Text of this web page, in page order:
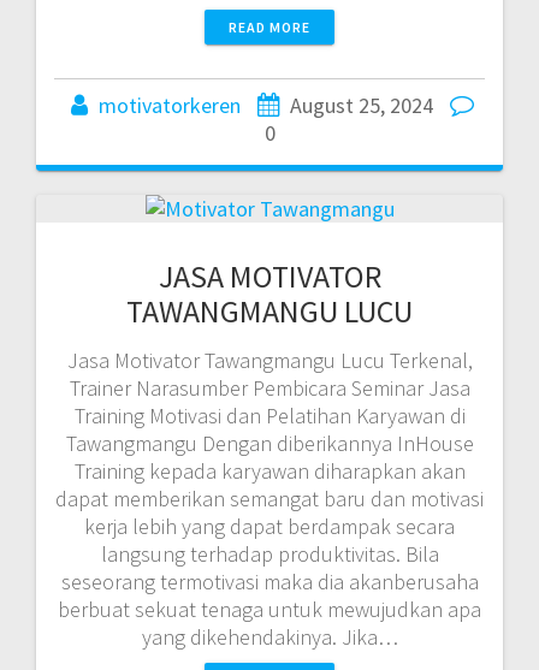
READ MORE
motivatorkeren
August 25, 2024
0
JASA MOTIVATOR
TAWANGMANGU LUCU
Jasa Motivator Tawangmangu Lucu Terkenal,
Trainer Narasumber Pembicara Seminar Jasa
Training Motivasi dan Pelatihan Karyawan di
Tawangmangu Dengan diberikannya InHouse
Training kepada karyawan diharapkan akan
dapat memberikan semangat baru dan motivasi
kerja lebih yang dapat berdampak secara
langsung terhadap produktivitas. Bila
seseorang termotivasi maka dia akanberusaha
berbuat sekuat tenaga untuk mewujudkan apa
yang dikehendakinya. Jika…